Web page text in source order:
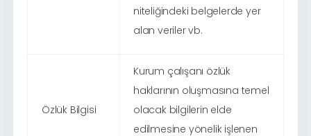
niteliğindeki belgelerde yer
alan veriler vb.
Özlük Bilgisi
Kurum çalışanı özlük
haklarının oluşmasına temel
olacak bilgilerin elde
edilmesine yönelik işlenen